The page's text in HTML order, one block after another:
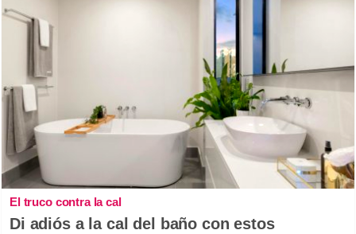
El truco contra la cal
Di adiós a la cal del baño con estos